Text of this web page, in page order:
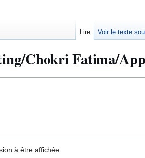
Chokri Fatima/
à être affichée.
Lire Voir le texte